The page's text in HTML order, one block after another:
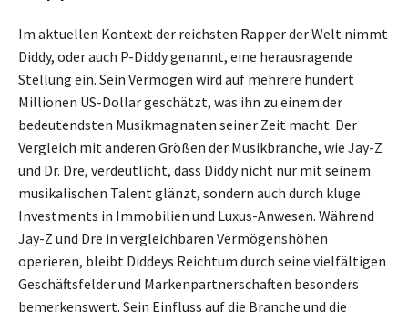
Im aktuellen Kontext der reichsten Rapper der Welt nimmt
Diddy, oder auch P-Diddy genannt, eine herausragende
Stellung ein. Sein Vermögen wird auf mehrere hundert
Millionen US-Dollar geschätzt, was ihn zu einem der
bedeutendsten Musikmagnaten seiner Zeit macht. Der
Vergleich mit anderen Größen der Musikbranche, wie Jay-Z
und Dr. Dre, verdeutlicht, dass Diddy nicht nur mit seinem
musikalischen Talent glänzt, sondern auch durch kluge
Investments in Immobilien und Luxus-Anwesen. Während
Jay-Z und Dre in vergleichbaren Vermögenshöhen
operieren, bleibt Diddeys Reichtum durch seine vielfältigen
Geschäftsfelder und Markenpartnerschaften besonders
bemerkenswert. Sein Einfluss auf die Branche und die